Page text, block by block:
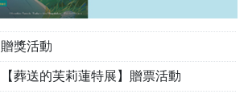
贈獎活動
【葬送的芙莉蓮特展】贈票活動